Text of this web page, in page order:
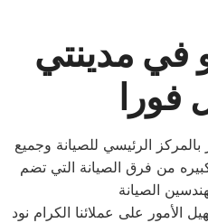
في مدينتي
فورا
الرئيسي للصيانة وجميع
من فرق الصيانة التي تضم
الصيانة
الأمور على عملائنا الكرام نود